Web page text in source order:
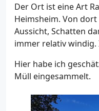
Der Ort ist eine Art
Heimsheim. Von
Aussicht, Schatten
immer relativ windig.
Hier habe ich
Müll eingesammelt.